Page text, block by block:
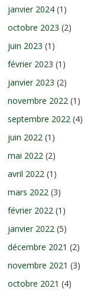
janvier 2024 (1)
octobre 2023 (2)
juin 2023 (1)
février 2023 (1)
janvier 2023 (2)
novembre 2022 (1)
septembre 2022 (4)
juin 2022 (1)
mai 2022 (2)
avril 2022 (1)
mars 2022 (3)
février 2022 (1)
janvier 2022 (5)
décembre 2021 (2)
novembre 2021 (3)
octobre 2021 (4)